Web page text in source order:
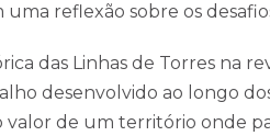
reflexão sobre os
das Linhas de Torres na
desenvolvido ao longo
de um território onde